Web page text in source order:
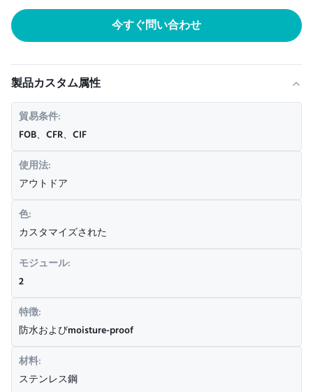
今すぐ問い合わせ
製品カスタム属性
貿易条件:
FOB、CFR、CIF
使用法:
アウトドア
色:
カスタマイズされた
モジュール:
2
特徴:
防水およびmoisture-proof
材料:
ステンレス鋼